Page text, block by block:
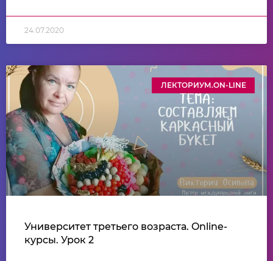
24.07.2020
ЛЕКТОРИУМ.ON-LINE
Университет третьего возраста. Online-
курсы. Урок 2